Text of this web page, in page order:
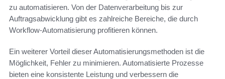
zu automatisieren. Von der Datenverarbeitung bis zur
Auftragsabwicklung gibt es zahlreiche Bereiche, die durch
Workflow-Automatisierung profitieren können.
Ein weiterer Vorteil dieser Automatisierungsmethoden ist die
Möglichkeit, Fehler zu minimieren. Automatisierte Prozesse
bieten eine konsistente Leistung und verbessern die